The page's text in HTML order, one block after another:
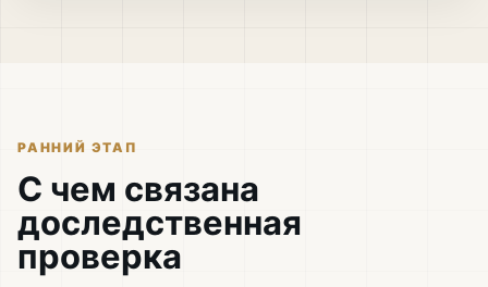
РАННИЙ ЭТАП
С чем связана
доследственная
проверка